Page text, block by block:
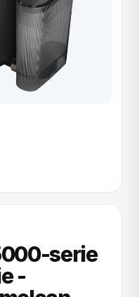
serie
-